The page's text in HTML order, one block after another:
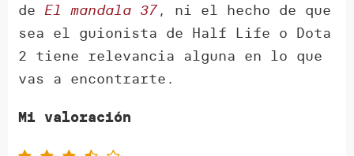
deEl mandala 37, ni el hecho de que
sea el guionista de Half Life o Dota
2 tiene relevancia alguna en lo que
vas a encontrarte.
Mi valoración